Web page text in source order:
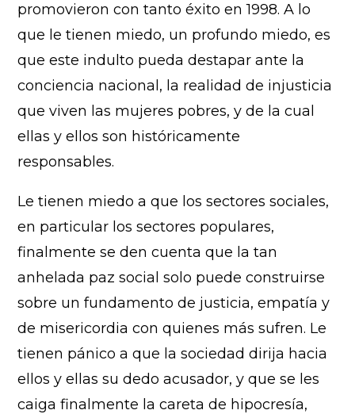
promovieron con tanto éxito en 1998. A lo
que le tienen miedo, un profundo miedo, es
que este indulto pueda destapar ante la
conciencia nacional, la realidad de injusticia
que viven las mujeres pobres, y de la cual
ellas y ellos son históricamente
responsables.
Le tienen miedo a que los sectores sociales,
en particular los sectores populares,
finalmente se den cuenta que la tan
anhelada paz social solo puede construirse
sobre un fundamento de justicia, empatía y
de misericordia con quienes más sufren. Le
tienen pánico a que la sociedad dirija hacia
ellos y ellas su dedo acusador, y que se les
caiga finalmente la careta de hipocresía,